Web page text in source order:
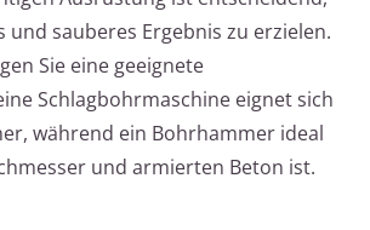
und sauberes Ergebnis zu erzielen.
Sie eine geeignete
Schlagbohrmaschine eignet sich
während ein Bohrhammer ideal
und armierten Beton ist.